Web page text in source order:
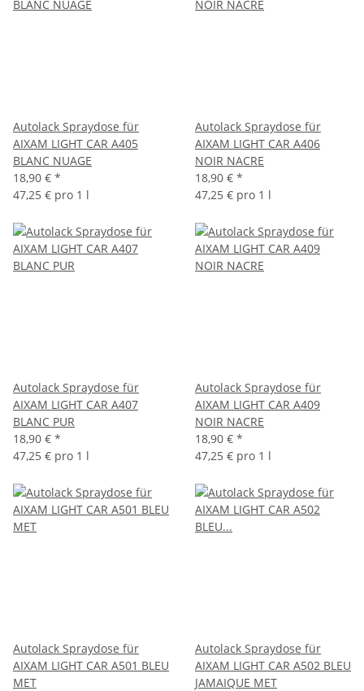
Autolack Spraydose für
AIXAM LIGHT CAR A405
BLANC NUAGE
18,90 € *
47,25 € pro 1 l
Autolack Spraydose für
AIXAM LIGHT CAR A406
NOIR NACRE
18,90 € *
47,25 € pro 1 l
Autolack Spraydose für
AIXAM LIGHT CAR A407
BLANC PUR
18,90 € *
47,25 € pro 1 l
Autolack Spraydose für
AIXAM LIGHT CAR A409
NOIR NACRE
18,90 € *
47,25 € pro 1 l
Autolack Spraydose für
AIXAM LIGHT CAR A501 BLEU
MET
Autolack Spraydose für
AIXAM LIGHT CAR A502 BLEU
JAMAIQUE MET